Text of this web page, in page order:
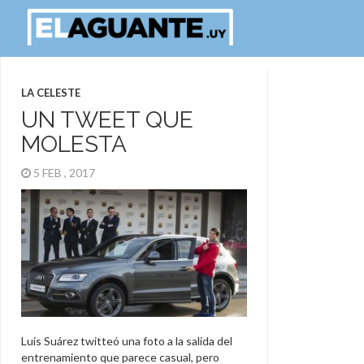
LA CELESTE
UN TWEET QUE
MOLESTA
5 FEB , 2017
Luis Suárez twitteó una foto a la salida del
entrenamiento que parece casual, pero